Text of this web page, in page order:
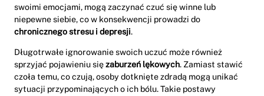
swoimi emocjami, mogą zaczynać czuć się winne lub
niepewne siebie, co w konsekwencji prowadzi do
chronicznego stresu i depresji.
Długotrwałe ignorowanie swoich uczuć może również
sprzyjać pojawieniu sięzaburzeń lękowych. Zamiast stawić
czoła temu, co czują, osoby dotknięte zdradą mogą unikać
sytuacji przypominających o ich bólu. Takie postawy